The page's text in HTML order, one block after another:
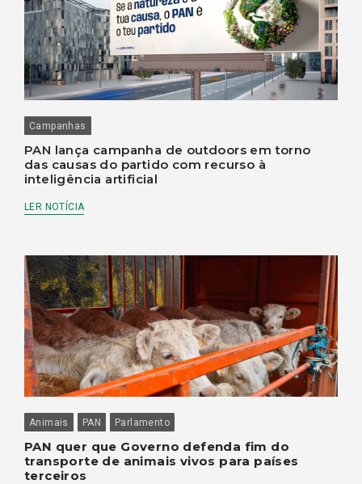
Campanhas
PAN lança campanha de outdoors em torno
das causas do partido com recurso à
inteligência artificial
LER NOTÍCIA
Animais PAN Parlamento
PAN quer que Governo defenda fim do
transporte de animais vivos para países
terceiros